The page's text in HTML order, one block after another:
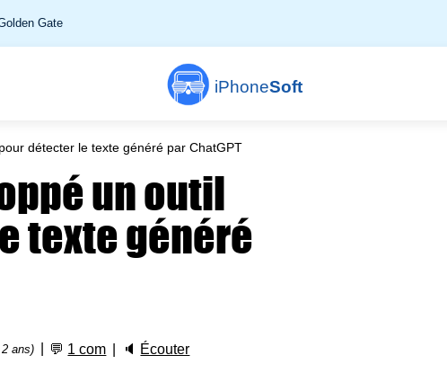
Gate
iPhoneSoft
détecter le texte généré par ChatGPT
un outil
texte généré
ans) 💬 1 com 🔈 Écouter